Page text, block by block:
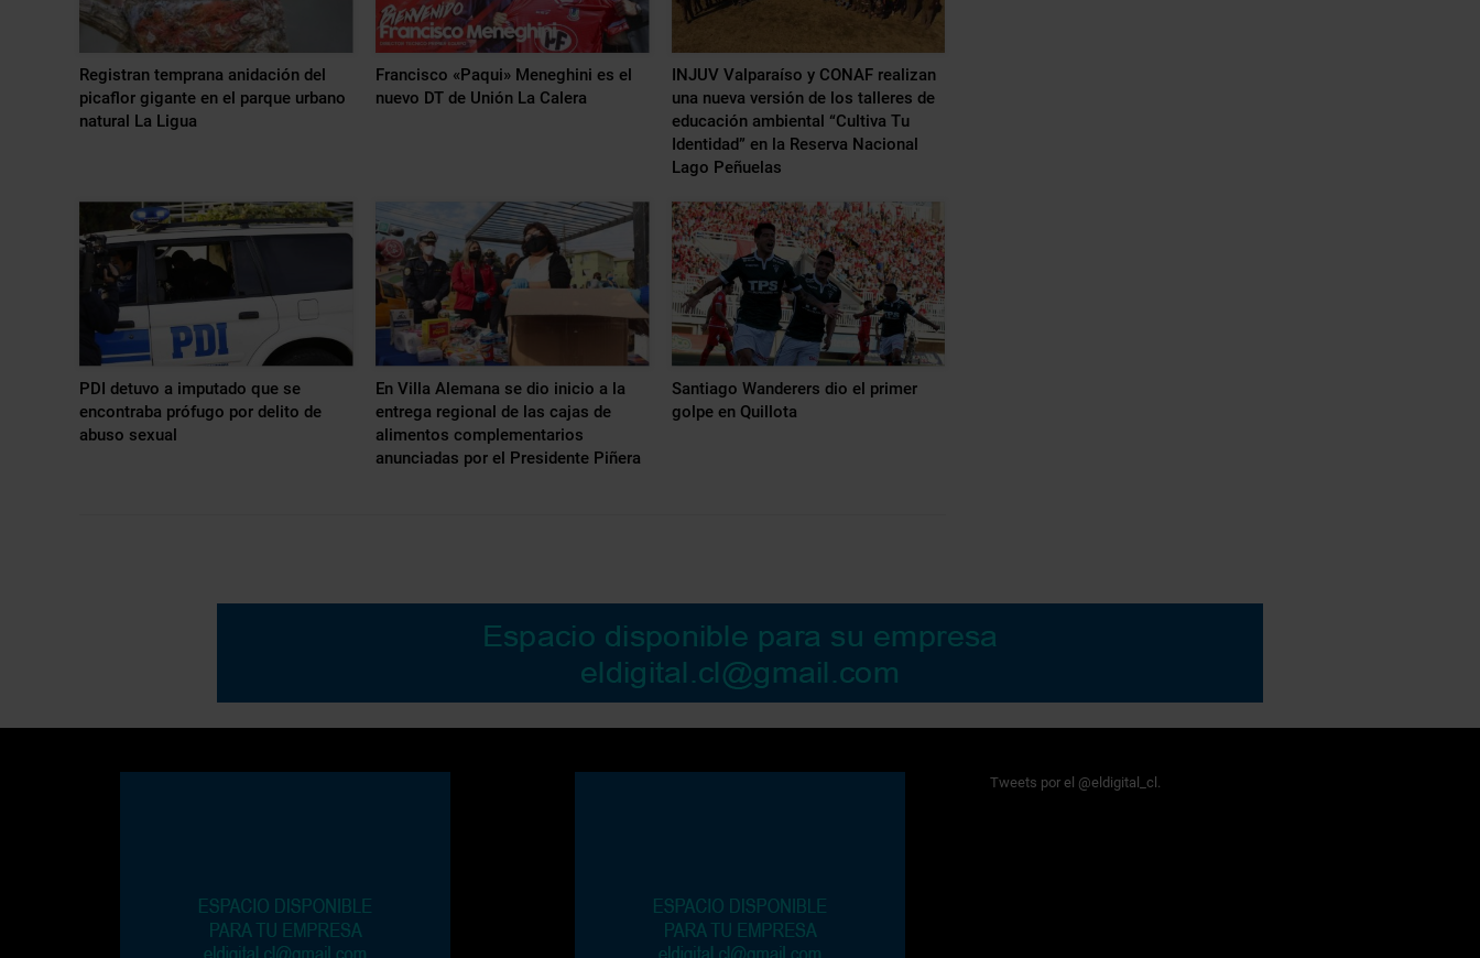
Registran temprana anidación del
picaflor gigante en el parque urbano
natural La Ligua
Francisco «Paqui» Meneghini es el
nuevo DT de Unión La Calera
INJUV Valparaíso y CONAF realizan
una nueva versión de los talleres de
educación ambiental “Cultiva Tu
Identidad” en la Reserva Nacional
Lago Peñuelas
PDI detuvo a imputado que se
encontraba prófugo por delito de
abuso sexual
En Villa Alemana se dio inicio a la
entrega regional de las cajas de
alimentos complementarios
anunciadas por el Presidente Piñera
Santiago Wanderers dio el primer
golpe en Quillota
Tweets por el @eldigital_cl.